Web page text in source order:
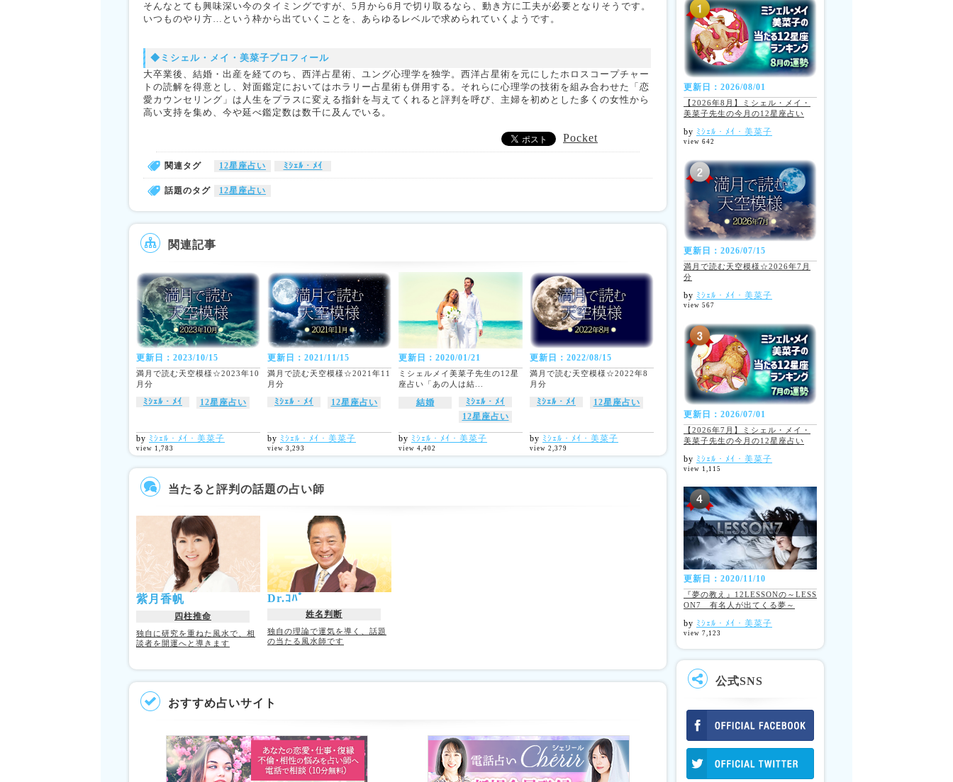
そんなとても興味深い今のタイミングですが、5月から6月で切り取るなら、動き方に工夫が必要となりそうです。
いつものやり方…という枠から出ていくことを、あらゆるレベルで求められていくようです。
◆ミシェル・メイ・美菜子プロフィール
大卒業後、結婚・出産を経てのち、西洋占星術、ユング心理学を独学。西洋占星術を元にしたホロスコープチャー
トの読解を得意とし、対面鑑定においてはホラリー占星術も併用する。それらに心理学の技術を組み合わせた「恋
愛カウンセリング」は人生をプラスに変える指針を与えてくれると評判を呼び、主婦を初めとした多くの女性から
高い支持を集め、今や延べ鑑定数は数千に及んでいる。
Pocket
関連タグ 12星座占い ﾐｼｪﾙ・ﾒｲ
話題のタグ 12星座占い
関連記事
更新日：2023/10/15
満月で読む天空模様☆2023年10
月分
ﾐｼｪﾙ・ﾒｲ 12星座占い
by ﾐｼｪﾙ・ﾒｲ・美菜子
view 1,783
更新日：2021/11/15
満月で読む天空模様☆2021年11
月分
ﾐｼｪﾙ・ﾒｲ 12星座占い
by ﾐｼｪﾙ・ﾒｲ・美菜子
view 3,293
更新日：2020/01/21
ミシェルメイ美菜子先生の12星
座占い「あの人は結...
結婚
ﾐｼｪﾙ・ﾒｲ
12星座占い
by ﾐｼｪﾙ・ﾒｲ・美菜子
view 4,402
更新日：2022/08/15
満月で読む天空模様☆2022年8
月分
ﾐｼｪﾙ・ﾒｲ 12星座占い
by ﾐｼｪﾙ・ﾒｲ・美菜子
view 2,379
当たると評判の話題の占い師
紫月香帆
四柱推命
独自に研究を重ねた風水で、相
談者を開運へと導きます
Dr.ｺﾊﾟ
姓名判断
独自の理論で運気を導く、話題
の当たる風水師です
おすすめ占いサイト
更新日：2026/08/01
【2026年8月】ミシェル・メイ・
美菜子先生の今月の12星座占い
by ﾐｼｪﾙ・ﾒｲ・美菜子
view 642
更新日：2026/07/15
満月で読む天空模様☆2026年7月
分
by ﾐｼｪﾙ・ﾒｲ・美菜子
view 567
更新日：2026/07/01
【2026年7月】ミシェル・メイ・
美菜子先生の今月の12星座占い
by ﾐｼｪﾙ・ﾒｲ・美菜子
view 1,115
更新日：2020/11/10
『夢の教え』12LESSONの～LESS
ON7 有名人が出てくる夢～
by ﾐｼｪﾙ・ﾒｲ・美菜子
view 7,123
公式SNS